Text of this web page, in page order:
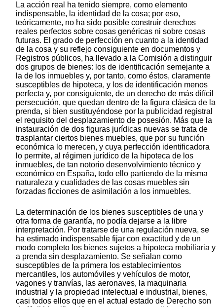
La acción real ha tenido siempre, como elemento
indispensable, la identidad de la cosa; por eso,
teóricamente, no ha sido posible construir derechos
reales perfectos sobre cosas genéricas ni sobre cosas
futuras. El grado de perfección en cuanto a la identidad
de la cosa y su reflejo consiguiente en documentos y
Registros públicos, ha llevado a la Comisión a distinguir
dos grupos de bienes: los de identificación semejante a
la de los inmuebles y, por tanto, como éstos, claramente
susceptibles de hipoteca, y los de identificación menos
perfecta y, por consiguiente, de un derecho de más difícil
persecución, que quedan dentro de la figura clásica de la
prenda, si bien sustituyéndose por la publicidad registral
el requisito del desplazamiento de posesión. Más que la
instauración de dos figuras jurídicas nuevas se trata de
trasplantar ciertos bienes muebles, que por su función
económica lo merecen, y cuya perfección identificadora
lo permite, al régimen jurídico de la hipoteca de los
inmuebles, de tan notorio desenvolvimiento técnico y
económico en España, todo ello partiendo de la misma
naturaleza y cualidades de las cosas muebles sin
forzadas ficciones de asimilación a los inmuebles.
La determinación de los bienes susceptibles de una y
otra forma de garantía, no podía dejarse a la libre
interpretación. Por tratarse de una regulación nueva, se
ha estimado indispensable fijar con exactitud y de un
modo completo los bienes sujetos a hipoteca mobiliaria y
a prenda sin desplazamiento. Se señalan como
susceptibles de la primera los establecimientos
mercantiles, los automóviles y vehículos de motor,
vagones y tranvías, las aeronaves, la maquinaria
industrial y la propiedad intelectual e industrial, bienes,
casi todos ellos que en el actual estado de Derecho son